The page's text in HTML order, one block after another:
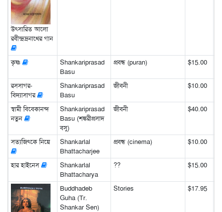
উৎসারিত আলো
রবীন্দ্রনাথের গান
কৃষ্ণ
Shankariprasad
Basu
প্রবন্ধ (puran) $15.00
রসসাগর-
বিদ্যাসাগর
Shankariprasad
Basu
জীবনী $10.00
স্বামী বিবেকানন্দ
নতুন
Shankariprasad
Basu (শঙ্করীপ্রসাদ
বসু)
জীবনী $40.00
সত্যজিৎকে নিয়ে
Shankarlal
Bhattacharjee
প্রবন্ধ (cinema) $10.00
হার হাইনেস
Shankarlal
Bhattacharya
?? $15.00
Buddhadeb
Guha (Tr.
Shankar Sen)
Stories $17.95